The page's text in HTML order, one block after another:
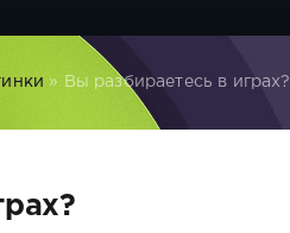
» Вы разбираетесь в играх?